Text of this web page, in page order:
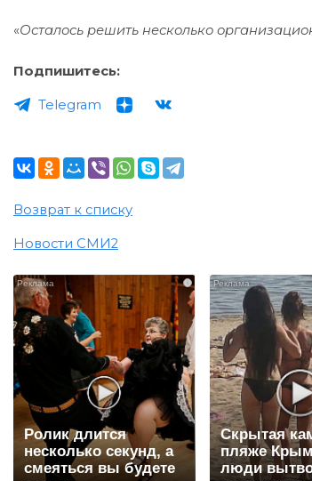
«Осталось решить несколько
Подпишитесь:
Telegram
Возврат к списку
Новости СМИ2
i
Ролик длится
несколько секунд, а
смеяться вы будете
Скрытая
пляже
люди